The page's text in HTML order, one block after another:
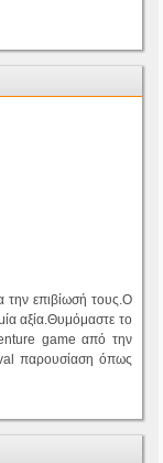
την επιβίωσή τους.Ο
αξία.Θυμόμαστε το
game από την
παρουσίαση όπως